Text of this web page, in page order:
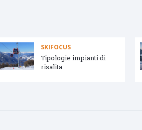
SKIFOCUS
Tipologie impianti di
risalita